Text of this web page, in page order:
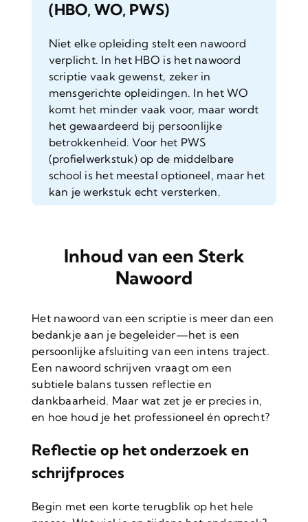
(HBO, WO, PWS)
Niet elke opleiding stelt een nawoord
verplicht. In het HBO is het nawoord
scriptie vaak gewenst, zeker in
mensgerichte opleidingen. In het WO
komt het minder vaak voor, maar wordt
het gewaardeerd bij persoonlijke
betrokkenheid. Voor het PWS
(profielwerkstuk) op de middelbare
school is het meestal optioneel, maar het
kan je werkstuk echt versterken.
Inhoud van een Sterk
Nawoord
Het nawoord van een scriptie is meer dan een
bedankje aan je begeleider—het is een
persoonlijke afsluiting van een intens traject.
Een nawoord schrijven vraagt om een
subtiele balans tussen reflectie en
dankbaarheid. Maar wat zet je er precies in,
en hoe houd je het professioneel én oprecht?
Reflectie op het onderzoek en
schrijfproces
Begin met een korte terugblik op het hele